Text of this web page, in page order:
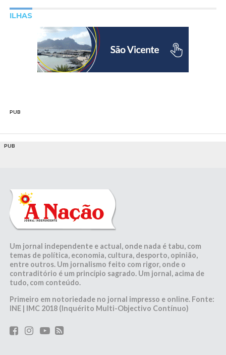
ILHAS
PUB
PUB
Um jornal independente e actual, onde nada é tabu, com
temas de política, economia, cultura, desporto, opinião,
entre outros. Um jornalismo feito com rigor, onde o
contraditório é um princípio sagrado. Um jornal, acima de
tudo, com conteúdo.
Primeiro em notoriedade no jornal impresso e online. Fonte:
INE | IMC 2018 (Inquérito Multi-Objectivo Contínuo)